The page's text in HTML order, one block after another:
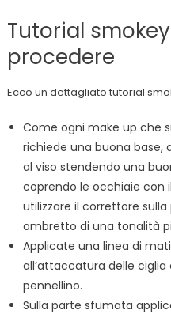
Tutorial
procedere
Ecco un dettagliato tutorial
Come ogni make up che
richiede una buona base,
al viso stendendo una
coprendo le occhiaie con
utilizzare il correttore
ombretto di una tonalità
Applicate una linea di
all’attaccatura delle
pennellino.
Sulla parte sfumata